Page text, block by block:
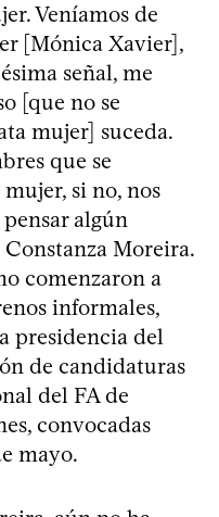
Veníamos de
[Mónica Xavier],
señal, me
[que no se
mujer] suceda.
que se
si no, nos
algún
Moreira.
comenzaron a
informales,
presidencia del
de candidaturas
del FA de
convocadas
mayo.